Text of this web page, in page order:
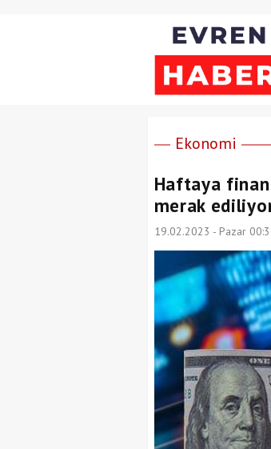
Ekonomi
Haftaya
merak
19.02.2023 - Pazar